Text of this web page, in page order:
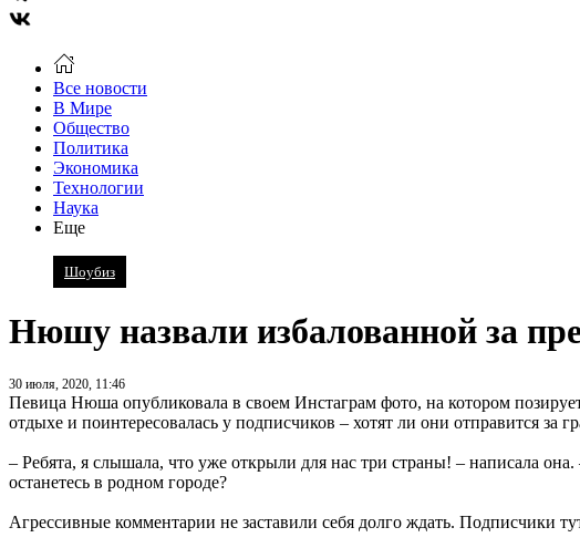
Все новости
В Мире
Общество
Политика
Экономика
Технологии
Наука
Еще
Шоубиз
Нюшу назвали избалованной за
30 июля, 2020, 11:46
Певица Нюша опубликовала в своем Инстаграм фото, на котором
отдыхе и поинтересовалась у подписчиков – хотят ли они отправится за
– Ребята, я слышала, что уже открыли для нас три страны! – написала
останетесь в родном городе?
Агрессивные комментарии не заставили себя долго ждать. Подписчики